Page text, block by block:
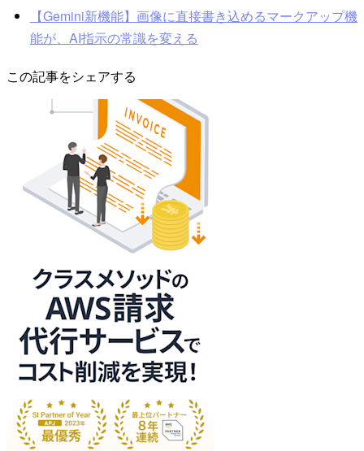
【Gemini新機能】画像に直接書き込めるマークアップ機
能が、AI指示の常識を変える
この記事をシェアする